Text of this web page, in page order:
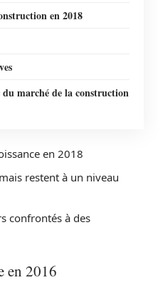
en 2018
du marché de la construction
en 2018
restent à un niveau
confrontés à des
en 2016